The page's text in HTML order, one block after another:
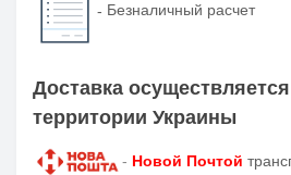
- Безналичный расчет
Доставка
территории Украины
- Новой Почтой